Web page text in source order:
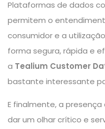
Plataformas de dados
permitem o
consumidor e a
forma segura, rápida e
a Tealium Customer
bastante interessante
E finalmente, a
dar um olhar crítico e